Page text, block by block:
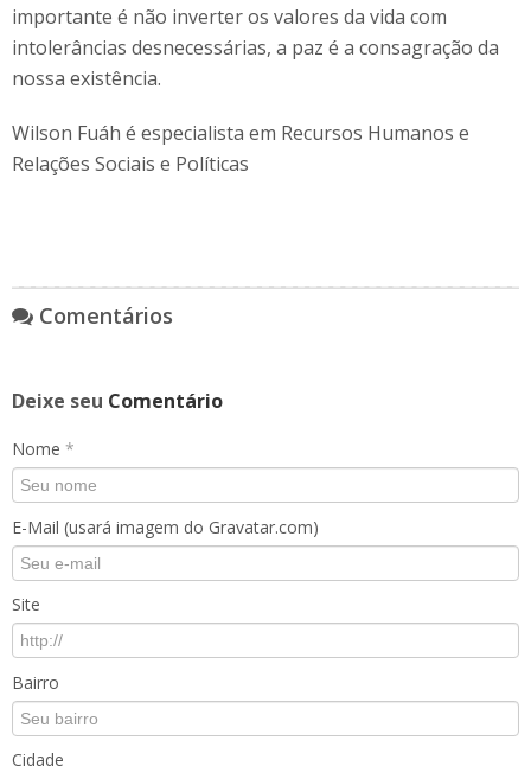
importante é não inverter os valores da vida com
intolerâncias desnecessárias, a paz é a consagração da
nossa existência.
Wilson Fuáh é especialista em Recursos Humanos e
Relações Sociais e Políticas
Comentários
Deixe seu Comentário
Nome *
E-Mail (usará imagem do Gravatar.com)
Site
Bairro
Cidade